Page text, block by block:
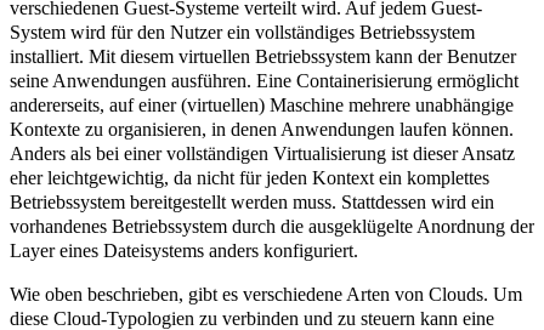
verschiedenen Guest-Systeme verteilt wird. Auf jedem Guest-
System wird für den Nutzer ein vollständiges Betriebssystem
installiert. Mit diesem virtuellen Betriebssystem kann der Benutzer
seine Anwendungen ausführen. Eine Containerisierung ermöglicht
andererseits, auf einer (virtuellen) Maschine mehrere unabhängige
Kontexte zu organisieren, in denen Anwendungen laufen können.
Anders als bei einer vollständigen Virtualisierung ist dieser Ansatz
eher leichtgewichtig, da nicht für jeden Kontext ein komplettes
Betriebssystem bereitgestellt werden muss. Stattdessen wird ein
vorhandenes Betriebssystem durch die ausgeklügelte Anordnung der
Layer eines Dateisystems anders konfiguriert.
Wie oben beschrieben, gibt es verschiedene Arten von Clouds. Um
diese Cloud-Typologien zu verbinden und zu steuern kann eine